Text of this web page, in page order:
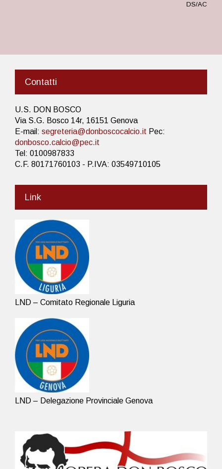
DS/AC
Contatti
U.S. DON BOSCO
Via S.G. Bosco 14r, 16151 Genova
E-mail: segreteria@donboscocalcio.it Pec:
donbosco.calcio@pec.it
Tel: 0100987833
C.F. 80171760103 - P.IVA: 03549710105
Link
LND – Comitato Regionale Liguria
LND – Delegazione Provinciale Genova